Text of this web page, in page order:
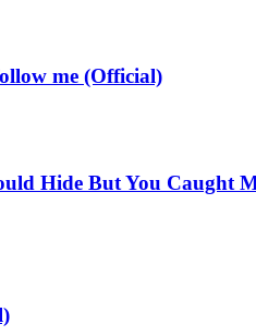
me (Official)
Hide But You Caught